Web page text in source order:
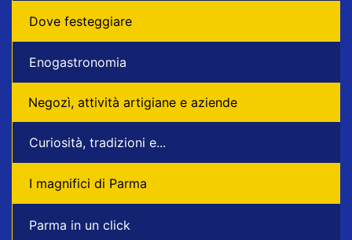
Dove festeggiare
Enogastronomia
Negozì, attività artigiane e aziende
Curiosità, tradizioni e...
I magnifici di Parma
Parma in un click